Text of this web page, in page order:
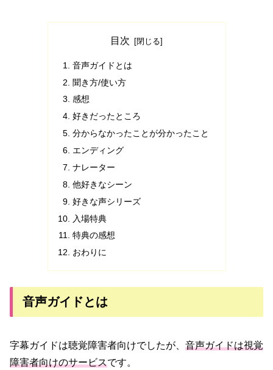
目次
音声ガイドとは
聞き方/使い方
感想
好きだったところ
分からなかったことが分かったこと
エンディング
ナレーター
他好きなシーン
好きな声シリーズ
入場特典
特典の感想
おわりに
音声ガイドとは
字幕ガイドは聴覚障害者向けでしたが、 音声ガイドは視覚
障害者向けのサービスです。